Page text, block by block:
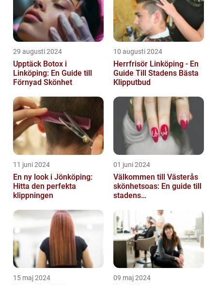
29 augusti 2024
Upptäck Botox i
Linköping: En Guide till
Förnyad Skönhet
10 augusti 2024
Herrfrisör Linköping - En
Guide Till Stadens Bästa
Klipputbud
11 juni 2024
En ny look i Jönköping:
Hitta den perfekta
klippningen
01 juni 2024
Välkommen till Västerås
skönhetsoas: En guide till
stadens
15 maj 2024 09 maj 2024